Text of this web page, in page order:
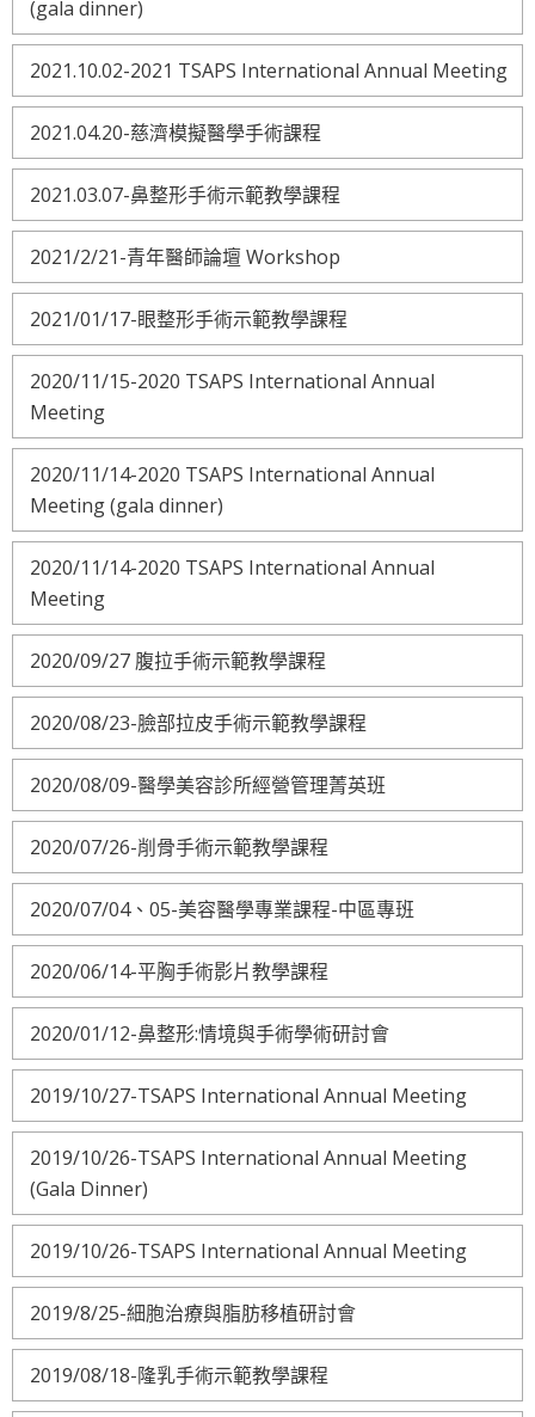
(gala dinner)
2021.10.02-2021 TSAPS International Annual Meeting
2021.04.20-慈濟模擬醫學手術課程
2021.03.07-鼻整形手術示範教學課程
2021/2/21-青年醫師論壇 Workshop
2021/01/17-眼整形手術示範教學課程
2020/11/15-2020 TSAPS International Annual
Meeting
2020/11/14-2020 TSAPS International Annual
Meeting (gala dinner)
2020/11/14-2020 TSAPS International Annual
Meeting
2020/09/27 腹拉手術示範教學課程
2020/08/23-臉部拉皮手術示範教學課程
2020/08/09-醫學美容診所經營管理菁英班
2020/07/26-削骨手術示範教學課程
2020/07/04、05-美容醫學專業課程-中區專班
2020/06/14-平胸手術影片教學課程
2020/01/12-鼻整形:情境與手術學術研討會
2019/10/27-TSAPS International Annual Meeting
2019/10/26-TSAPS International Annual Meeting
(Gala Dinner)
2019/10/26-TSAPS International Annual Meeting
2019/8/25-細胞治療與脂肪移植研討會
2019/08/18-隆乳手術示範教學課程